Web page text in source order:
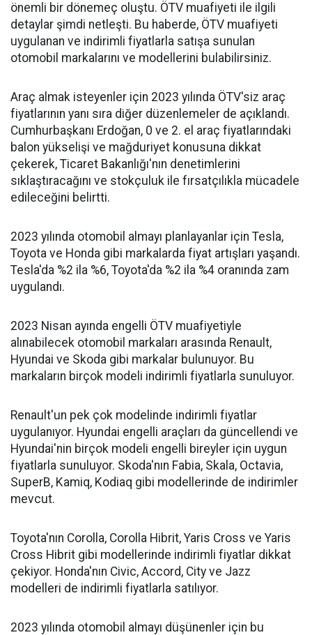
önemli bir dönemeç oluştu. ÖTV muafiyeti ile ilgili
detaylar şimdi netleşti. Bu haberde, ÖTV muafiyeti
uygulanan ve indirimli fiyatlarla satışa sunulan
otomobil markalarını ve modellerini bulabilirsiniz.
Araç almak isteyenler için 2023 yılında ÖTV'siz araç
fiyatlarının yanı sıra diğer düzenlemeler de açıklandı.
Cumhurbaşkanı Erdoğan, 0 ve 2. el araç fiyatlarındaki
balon yükselişi ve mağduriyet konusuna dikkat
çekerek, Ticaret Bakanlığı'nın denetimlerini
sıklaştıracağını ve stokçuluk ile fırsatçılıkla mücadele
edileceğini belirtti.
2023 yılında otomobil almayı planlayanlar için Tesla,
Toyota ve Honda gibi markalarda fiyat artışları yaşandı.
Tesla'da %2 ila %6, Toyota'da %2 ila %4 oranında zam
uygulandı.
2023 Nisan ayında engelli ÖTV muafiyetiyle
alınabilecek otomobil markaları arasında Renault,
Hyundai ve Skoda gibi markalar bulunuyor. Bu
markaların birçok modeli indirimli fiyatlarla sunuluyor.
Renault'un pek çok modelinde indirimli fiyatlar
uygulanıyor. Hyundai engelli araçları da güncellendi ve
Hyundai'nin birçok modeli engelli bireyler için uygun
fiyatlarla sunuluyor. Skoda'nın Fabia, Skala, Octavia,
SuperB, Kamiq, Kodiaq gibi modellerinde de indirimler
mevcut.
Toyota'nın Corolla, Corolla Hibrit, Yaris Cross ve Yaris
Cross Hibrit gibi modellerinde indirimli fiyatlar dikkat
çekiyor. Honda'nın Civic, Accord, City ve Jazz
modelleri de indirimli fiyatlarla satılıyor.
2023 yılında otomobil almayı düşünenler için bu